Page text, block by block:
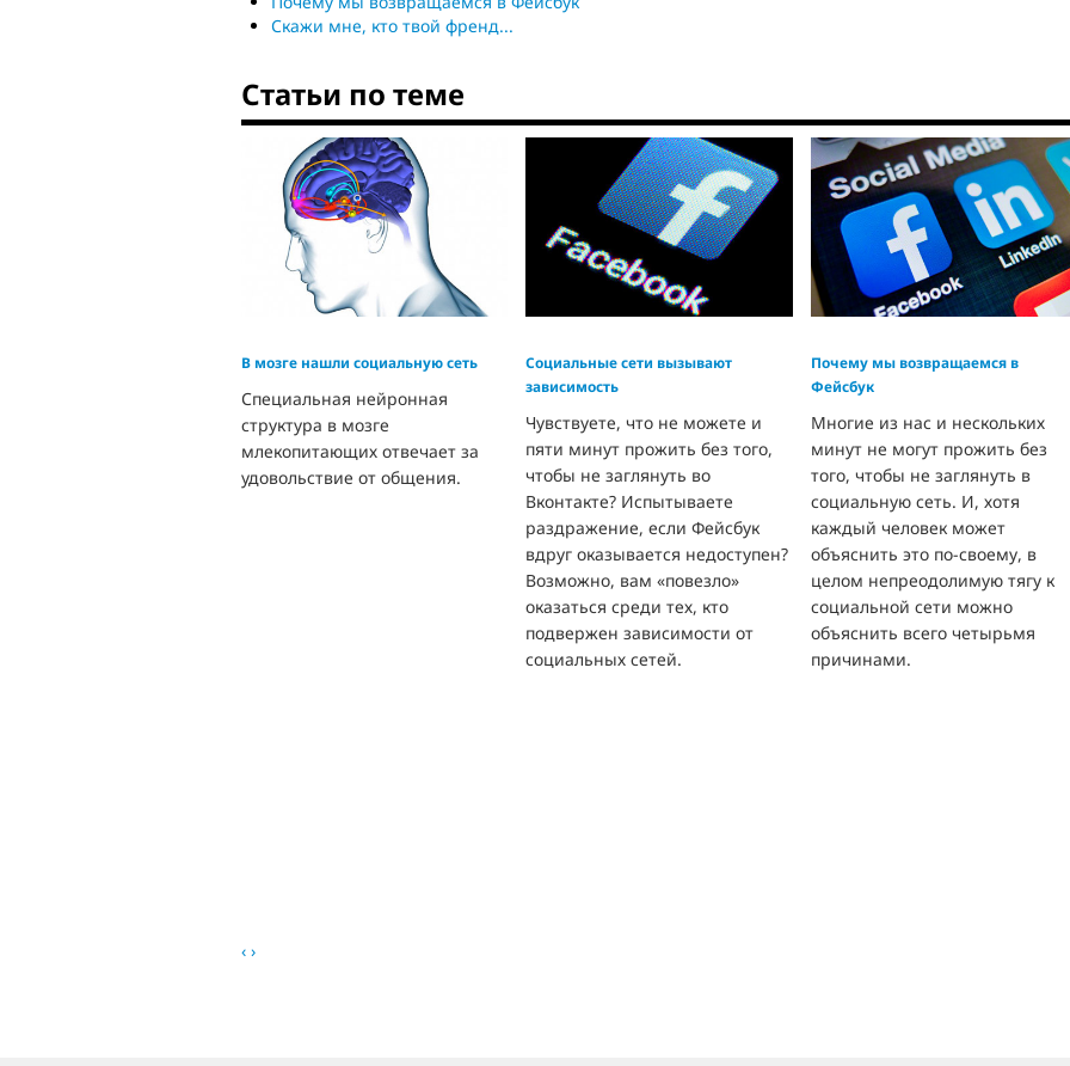
Скажи мне, кто твой френд...
Статьи по теме
В мозге нашли социальную сеть
Специальная нейронная
структура в мозге
млекопитающих отвечает за
удовольствие от общения.
Социальные сети вызывают
зависимость
Чувствуете, что не можете и
пяти минут прожить без того,
чтобы не заглянуть во
Вконтакте? Испытываете
раздражение, если Фейсбук
вдруг оказывается недоступен?
Возможно, вам «повезло»
оказаться среди тех, кто
подвержен зависимости от
социальных сетей.
Почему мы возвращаемся в
Фейсбук
Многие из нас и нескольких
минут не могут прожить без
того, чтобы не заглянуть в
социальную сеть. И, хотя
каждый человек может
объяснить это по-своему, в
целом непреодолимую тягу к
социальной сети можно
объяснить всего четырьмя
причинами.
‹ ›